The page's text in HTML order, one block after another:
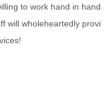
to work hand in hand
will wholeheartedly provi